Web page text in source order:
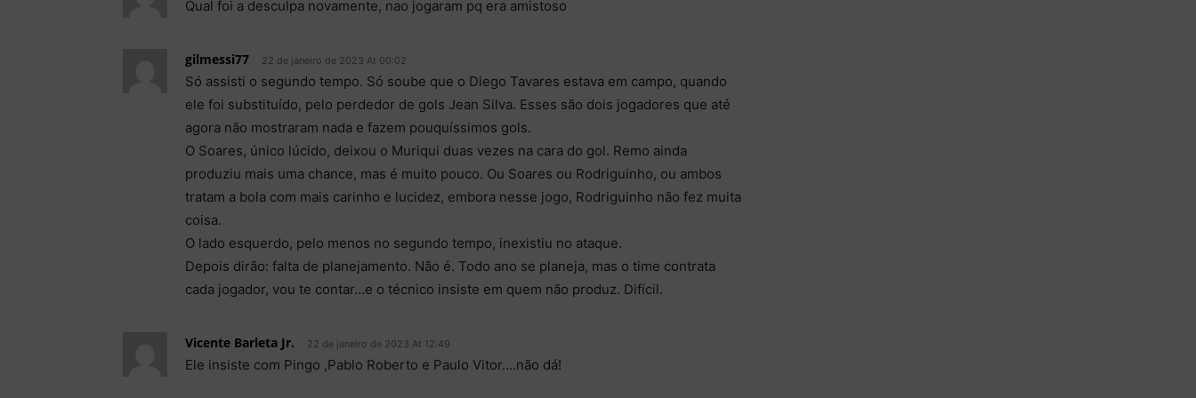
Qual foi a desculpa novamente, nao jogaram pq era amistoso
gilmessi77 22 de janeiro de 2023 At 00:02
Só assisti o segundo tempo. Só soube que o Diego Tavares estava em campo, quando
ele foi substituído, pelo perdedor de gols Jean Silva. Esses são dois jogadores que até
agora não mostraram nada e fazem pouquíssimos gols.
O Soares, único lúcido, deixou o Muriqui duas vezes na cara do gol. Remo ainda
produziu mais uma chance, mas é muito pouco. Ou Soares ou Rodriguinho, ou ambos
tratam a bola com mais carinho e lucidez, embora nesse jogo, Rodriguinho não fez muita
coisa.
O lado esquerdo, pelo menos no segundo tempo, inexistiu no ataque.
Depois dirão: falta de planejamento. Não é. Todo ano se planeja, mas o time contrata
cada jogador, vou te contar…e o técnico insiste em quem não produz. Difícil.
Vicente Barleta Jr. 22 de janeiro de 2023 At 12:49
Ele insiste com Pingo ,Pablo Roberto e Paulo Vitor….não dá!